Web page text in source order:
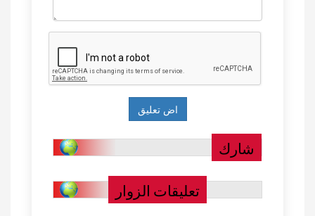
شارك
تعليقات الزوار